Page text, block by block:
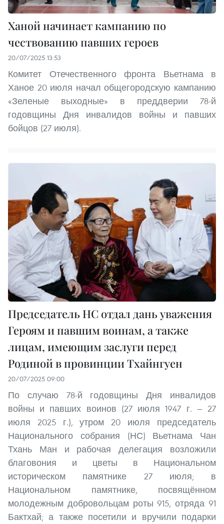
Ханой начинает кампанию по
чествованию павших героев
20/07/2025 13:53
Комитет Отечественного фронта Вьетнама в
Ханое 20 июля начал общегородскую кампанию
«Зеленые выходные» в преддверии 78-й
годовщины Дня инвалидов войны и павших
бойцов (27 июля).
Председатель НС отдал дань уважения
Героям и павшим воинам, а также
лицам, имеющим заслуги перед
Родиной в провинции Тхайнгуен
20/07/2025 09:00
По случаю 78-й годовщины Дня инвалидов
войны и павших воинов (27 июля 1947 г. — 27
июля 2025 г.), утром 20 июля председатель
Национального собрания (НС) Вьетнама Чан
Тхань Ман и рабочая делегация возложили
благовония и цветы в Национальном
историческом памятнике 27 июля; в
Национальном памятнике, посвящённом
молодежным добровольцам роты 915, отряда 91
Бактхай; а также посетили и вручили подарки